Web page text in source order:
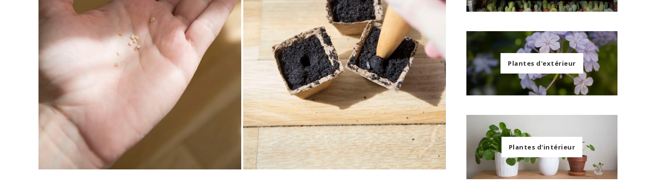
Plantes d'extérieur
Plantes d'intérieur